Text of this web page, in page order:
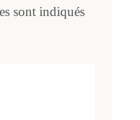
sont indiqués